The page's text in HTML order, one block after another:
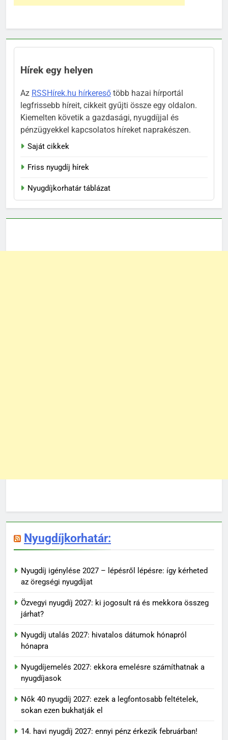
Hírek egy helyen
Az RSSHírek.hu hírkereső több hazai hírportál
legfrissebb híreit, cikkeit gyűjti össze egy oldalon.
Kiemelten követik a gazdasági, nyugdíjjal és
pénzügyekkel kapcsolatos híreket naprakészen.
Saját cikkek
Friss nyugdíj hírek
Nyugdíjkorhatár táblázat
Nyugdíjkorhatár:
Nyugdíj igénylése 2027 – lépésről lépésre: így kérheted
az öregségi nyugdíjat
Özvegyi nyugdíj 2027: ki jogosult rá és mekkora összeg
járhat?
Nyugdíj utalás 2027: hivatalos dátumok hónapról
hónapra
Nyugdíjemelés 2027: ekkora emelésre számíthatnak a
nyugdíjasok
Nők 40 nyugdíj 2027: ezek a legfontosabb feltételek,
sokan ezen bukhatják el
14. havi nyugdíj 2027: ennyi pénz érkezik februárban!